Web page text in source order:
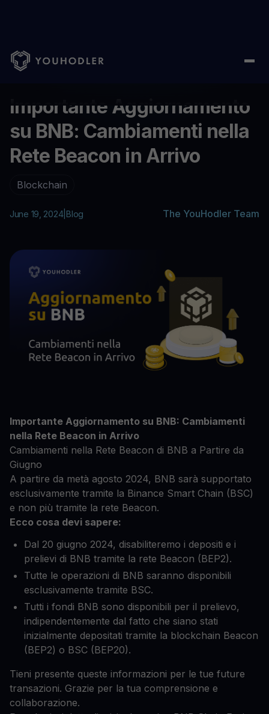
Home Aiuto /Importante Aggiornamento su BNB:
Importante Aggiornamento
su BNB: Cambiamenti nella
Rete Beacon in Arrivo
Blockchain
June 19, 2024| Blog The YouHodler Team
Importante Aggiornamento su BNB: Cambiamenti
nella Rete Beacon in Arrivo
Cambiamenti nella Rete Beacon di BNB a Partire da
Giugno
A partire da metà agosto 2024, BNB sarà supportato
esclusivamente tramite la Binance Smart Chain (BSC)
e non più tramite la rete Beacon.
Ecco cosa devi sapere:
Dal 20 giugno 2024, disabiliteremo i depositi e i
prelievi di BNB tramite la rete Beacon (BEP2).
Tutte le operazioni di BNB saranno disponibili
esclusivamente tramite BSC.
Tutti i fondi BNB sono disponibili per il prelievo,
indipendentemente dal fatto che siano stati
inizialmente depositati tramite la blockchain Beacon
(BEP2) o BSC (BEP20).
Tieni presente queste informazioni per le tue future
transazioni. Grazie per la tua comprensione e
collaborazione.